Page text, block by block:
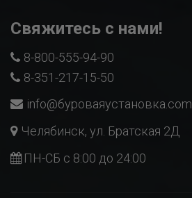
Свяжитесь с нами!
8-800-555-94-90
8-351-217-15-50
info@буроваяустановка.com
Челябинск, ул. Братская 2Д
ПН-СБ с 8:00 до 24:00